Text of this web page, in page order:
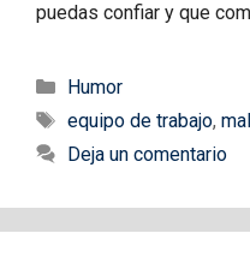
puedas confiar y que
Categorías
Humor
Etiquetas
equipo de trabajo,
Deja un comentario